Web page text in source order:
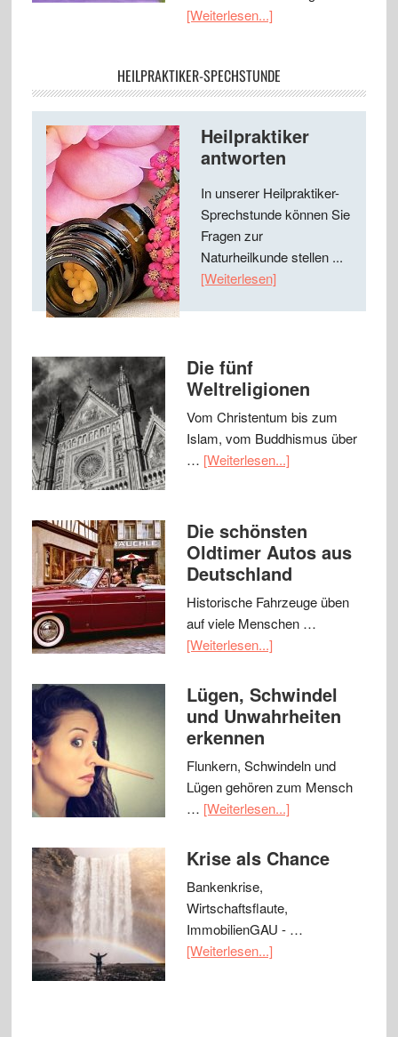
[Weiterlesen...]
HEILPRAKTIKER-SPECHSTUNDE
Heilpraktiker
antworten
In unserer Heilpraktiker-
Sprechstunde können Sie
Fragen zur
Naturheilkunde stellen ...
[Weiterlesen]
Die fünf
Weltreligionen
Vom Christentum bis zum
Islam, vom Buddhismus über
… [Weiterlesen...]
Die schönsten
Oldtimer Autos aus
Deutschland
Historische Fahrzeuge üben
auf viele Menschen …
[Weiterlesen...]
Lügen, Schwindel
und Unwahrheiten
erkennen
Flunkern, Schwindeln und
Lügen gehören zum Mensch
… [Weiterlesen...]
Krise als Chance
Bankenkrise,
Wirtschaftsflaute,
ImmobilienGAU - …
[Weiterlesen...]